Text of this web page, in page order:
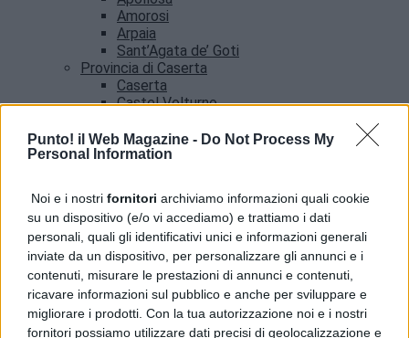
Punto! il Web Magazine - Do Not Process My
Personal Information
Noi e i nostri fornitori archiviamo informazioni quali cookie
su un dispositivo (e/o vi accediamo) e trattiamo i dati
personali, quali gli identificativi unici e informazioni generali
inviate da un dispositivo, per personalizzare gli annunci e i
contenuti, misurare le prestazioni di annunci e contenuti,
ricavare informazioni sul pubblico e anche per sviluppare e
migliorare i prodotti. Con la tua autorizzazione noi e i nostri
fornitori possiamo utilizzare dati precisi di geolocalizzazione e
Amorosi
Arpaia
Sant’Agata de’ Goti
Provincia di Caserta
Caserta
Castel Volturno
Provincia di Salerno
Salerno
Amalfi
Angri
Castellabate
News